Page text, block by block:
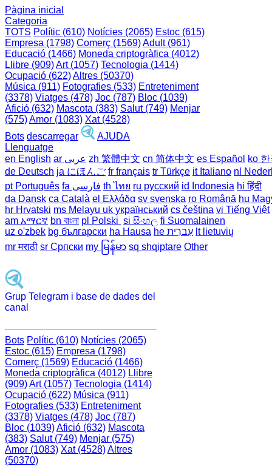
Pàgina inicial
Categoria
TOTS Polític (610) Notícies (2065) Estoc (615)
Empresa (1798) Comerç (1569)Adult (961)
Educació (1466) Moneda criptogràfica (4012)
Llibre (909)Art (1057) Tecnologia (1414)
Ocupació (622)Altres (50370)
Música (911) Fotografies (533) Entreteniment
(3378) Viatges (478) Joc (787) Bloc (1039)
Afició (632) Mascota (383) Salut (749) Menjar
(575)Amor (1083) Xat (4528)
Bots descarregar
AJUDA
Llenguatge
en English
ar عربى zh 繁體中文 cn 简体中文 es Español ko
de Deutsch ja にほんご fr français tr Türkçe it Italiano nl
pt Português
th ไทย ru русский id Indonesia hi हिंदी
da Dansk‎ ca Català el Ελλάδα sv svenska ro Română hu
hr Hrvatski ms Melayu uk український‎ cs čeština‎ vi Tiếng Việt
am አማርኛ bn বাংলা pl Polski ‎ si සිංහල fi Suomalainen
uz o'zbek bg български ha Hausa‎ he עִברִית lt lietuvių
mr मराठी sr Српски my မြန်မာ sq shqiptare Other
Grup Telegram i base de dades del
canal
Bots Polític (610) Notícies (2065)
Estoc (615) Empresa (1798)
Comerç (1569) Educació (1466)
Moneda criptogràfica (4012) Llibre
(909)Art (1057) Tecnologia (1414)
Ocupació (622) Música (911)
Fotografies (533) Entreteniment
(3378) Viatges (478) Joc (787)
Bloc (1039)Afició (632) Mascota
(383) Salut (749) Menjar (575)
Amor (1083) Xat (4528)Altres
(50370)